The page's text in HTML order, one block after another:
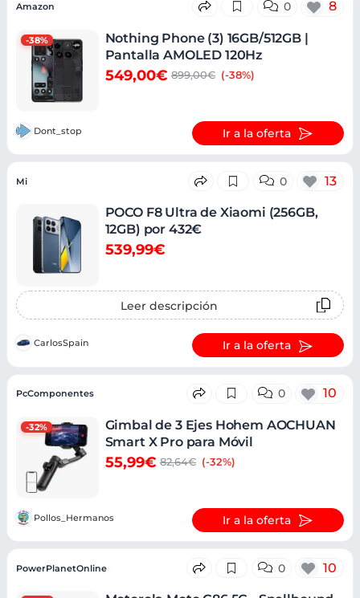
-38%
Amazon 0 8
Nothing Phone (3) 16GB/512GB |
Pantalla AMOLED 120Hz
549,00€ 899,00€ (-38%)
Dont_stop Ir a la oferta
Mi 0 13
POCO F8 Ultra de Xiaomi (256GB,
12GB) por 432€
539,99€
Leer descripción
CarlosSpain Ir a la oferta
-32%
PcComponentes 0 10
Gimbal de 3 Ejes Hohem AOCHUAN
Smart X Pro para Móvil
55,99€ 82,64€ (-32%)
Pollos_Hermanos Ir a la oferta
PowerPlanetOnline 0 10